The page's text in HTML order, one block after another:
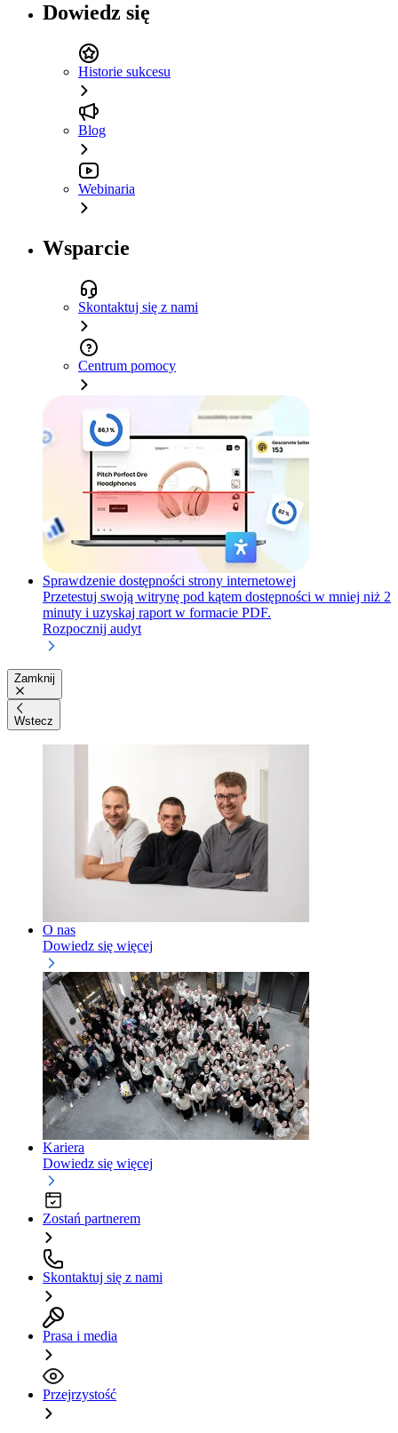
Dowiedz się
Historie sukcesu
Blog
Webinaria
Wsparcie
Skontaktuj się z nami
Centrum pomocy
Sprawdzenie dostępności strony internetowej
Przetestuj swoją witrynę pod kątem dostępności w mniej niż 2
minuty i uzyskaj raport w formacie PDF.
Rozpocznij audyt
Zamknij
Wstecz
O nas
Dowiedz się więcej
Kariera
Dowiedz się więcej
Zostań partnerem
Skontaktuj się z nami
Prasa i media
Przejrzystość